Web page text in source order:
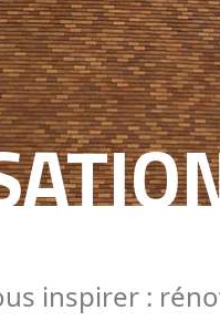
inspirer :